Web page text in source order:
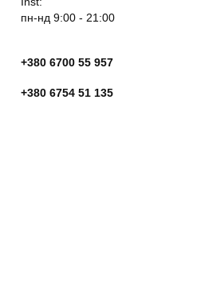
пн-нд 9:00 - 21:00
+380 6700 55 957
+380 6754 51 135